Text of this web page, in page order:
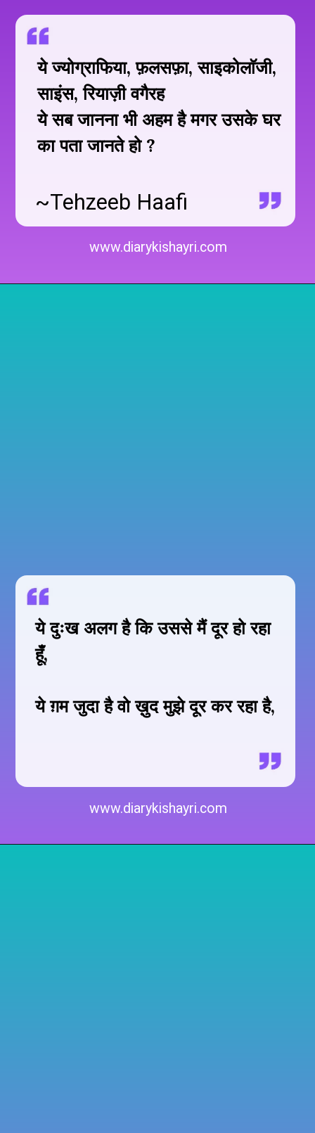
ये ज्योग्राफिया, फ़लसफ़ा, साइकोलाॅजी,
साइंस, रियाज़ी वगैरह
ये सब जानना भी अहम है मगर उसके घर
का पता जानते हो ?
www.diarykishayri.com
~Tehzeeb Haafi
ये दुःख अलग है कि उससे मैं दूर हो रहा
हूँ,
ये ग़म जुदा है वो ख़ुद मुझे दूर कर रहा है,
www.diarykishayri.com